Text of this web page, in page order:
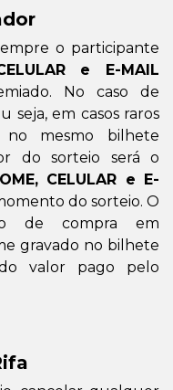
o participante
e E-MAIL
No caso de
seja, em casos raros
no mesmo bilhete
do sorteio será o
CELULAR e E-
do sorteio. O
de compra em
gravado no bilhete
valor pago pelo